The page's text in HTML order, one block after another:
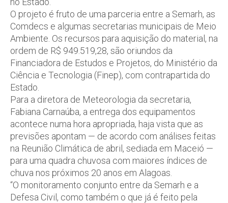
O projeto é fruto de uma parceria entre a Semarh, as
Comdecs e algumas secretarias municipais de Meio
Ambiente. Os recursos para aquisição do material, na
ordem de R$ 949.519,28, são oriundos da
Financiadora de Estudos e Projetos, do Ministério da
Ciência e Tecnologia (Finep), com contrapartida do
Estado.
Para a diretora de Meteorologia da secretaria,
Fabiana Carnaúba, a entrega dos equipamentos
acontece numa hora apropriada, haja vista que as
previsões apontam — de acordo com análises feitas
na Reunião Climática de abril, sediada em Maceió —
para uma quadra chuvosa com maiores índices de
chuva nos próximos 20 anos em Alagoas.
“O monitoramento conjunto entre da Semarh e a
Defesa Civil, como também o que já é feito pela